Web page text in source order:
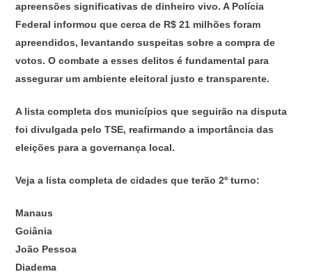
apreensões significativas de dinheiro vivo. A Polícia
Federal informou que cerca de R$ 21 milhões foram
apreendidos, levantando suspeitas sobre a compra de
votos. O combate a esses delitos é fundamental para
assegurar um ambiente eleitoral justo e transparente.
A lista completa dos municípios que seguirão na disputa
foi divulgada pelo TSE, reafirmando a importância das
eleições para a governança local.
Veja a lista completa de cidades que terão 2º turno:
Manaus
Goiânia
João Pessoa
Diadema